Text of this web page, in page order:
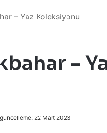
– Yaz Koleksiyonu
–
22 Mart 2023